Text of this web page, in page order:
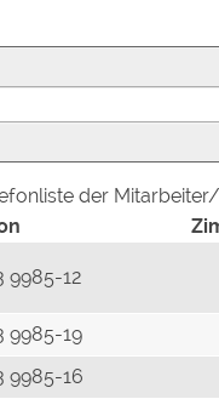
der
9985-12
9985-19
9985-16